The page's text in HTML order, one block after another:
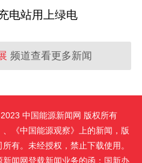
电站用上绿电
频道查看更多新闻
中国能源新闻网 版权所有
《中国能源观察》上的新闻，版
有。未经授权，禁止下载使用。
闻网登载新闻业务的函：国新办